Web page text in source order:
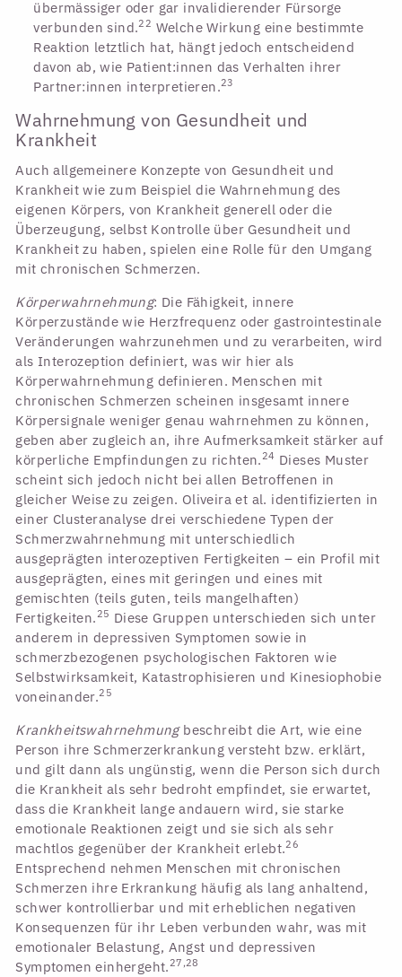
übermässiger oder gar invalidierender Fürsorge
verbunden sind.22 Welche Wirkung eine bestimmte
Reaktion letztlich hat, hängt jedoch entscheidend
davon ab, wie Patient:innen das Verhalten ihrer
Partner:innen interpretieren.23
Wahrnehmung von Gesundheit und
Krankheit
Auch allgemeinere Konzepte von Gesundheit und
Krankheit wie zum Beispiel die Wahrnehmung des
eigenen Körpers, von Krankheit generell oder die
Überzeugung, selbst Kontrolle über Gesundheit und
Krankheit zu haben, spielen eine Rolle für den Umgang
mit chronischen Schmerzen.
Körperwahrnehmung: Die Fähigkeit, innere
Körperzustände wie Herzfrequenz oder gastrointestinale
Veränderungen wahrzunehmen und zu verarbeiten, wird
als Interozeption definiert, was wir hier als
Körperwahrnehmung definieren. Menschen mit
chronischen Schmerzen scheinen insgesamt innere
Körpersignale weniger genau wahrnehmen zu können,
geben aber zugleich an, ihre Aufmerksamkeit stärker auf
körperliche Empfindungen zu richten.24 Dieses Muster
scheint sich jedoch nicht bei allen Betroffenen in
gleicher Weise zu zeigen. Oliveira et al. identifizierten in
einer Clusteranalyse drei verschiedene Typen der
Schmerzwahrnehmung mit unterschiedlich
ausgeprägten interozeptiven Fertigkeiten – ein Profil mit
ausgeprägten, eines mit geringen und eines mit
gemischten (teils guten, teils mangelhaften)
Fertigkeiten.25 Diese Gruppen unterschieden sich unter
anderem in depressiven Symptomen sowie in
schmerzbezogenen psychologischen Faktoren wie
Selbstwirksamkeit, Katastrophisieren und Kinesiophobie
voneinander.25
Krankheitswahrnehmungbeschreibt die Art, wie eine
Person ihre Schmerzerkrankung versteht bzw. erklärt,
und gilt dann als ungünstig, wenn die Person sich durch
die Krankheit als sehr bedroht empfindet, sie erwartet,
dass die Krankheit lange andauern wird, sie starke
emotionale Reaktionen zeigt und sie sich als sehr
machtlos gegenüber der Krankheit erlebt.26
Entsprechend nehmen Menschen mit chronischen
Schmerzen ihre Erkrankung häufig als lang anhaltend,
schwer kontrollierbar und mit erheblichen negativen
Konsequenzen für ihr Leben verbunden wahr, was mit
emotionaler Belastung, Angst und depressiven
Symptomen einhergeht.27,28